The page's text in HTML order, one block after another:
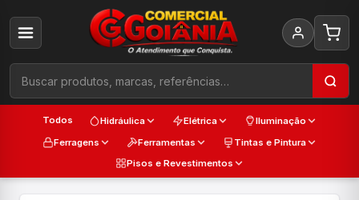
Todos Hidráulica Elétrica
Iluminação
Ferragens
Ferramentas
Tintas e Pintura
Pisos e Revestimentos